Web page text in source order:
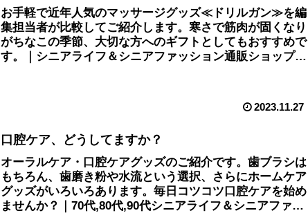
お手軽で近年人気のマッサージグッズ≪ドリルガン≫を編
集担当者が比較してご紹介します。寒さで筋肉が固くなり
がちなこの季節、大切な方へのギフトとしてもおすすめで
す。｜シニアライフ＆シニアファッション通販ショップ
2023.11.27
口腔ケア、どうしてますか？
オーラルケア・口腔ケアグッズのご紹介です。歯ブラシは
もちろん、歯磨き粉や水流という選択、さらにホームケア
グッズがいろいろあります。毎日コツコツ口腔ケアを始め
ませんか？｜70代,80代,90代シニアライフ＆シニアファッ